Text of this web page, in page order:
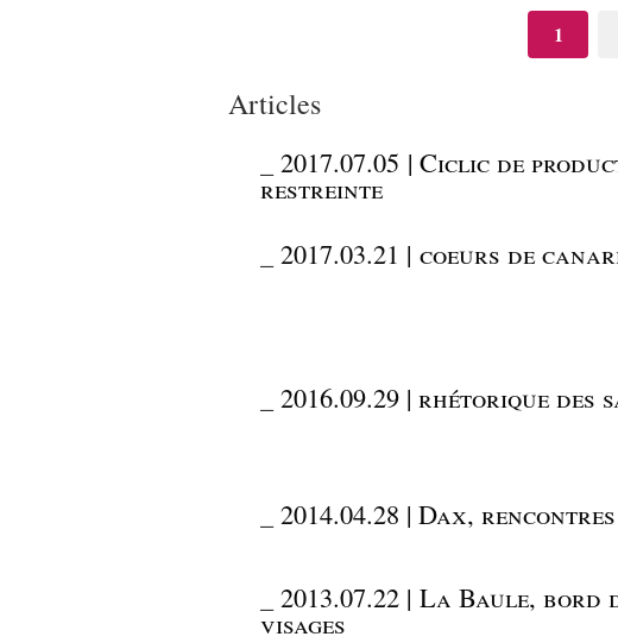
1
Articles
2017.07.05 | Ciclic de
restreinte
2017.03.21 | coeurs de
2016.09.29 | rhétorique
2014.04.28 | Dax,
2013.07.22 | La Baule, bord
visages